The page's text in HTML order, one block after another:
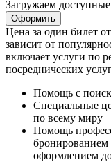
Загружаем доступные
Оформить
Цена за один билет
зависит от
включает услуги по
посреднических
Помощь с
Специальные
по всему миру
Помощь
бронированием
оформлением